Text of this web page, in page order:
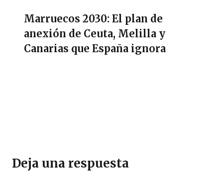
Marruecos 2030: El plan de
anexión de Ceuta, Melilla y
Canarias que España ignora
Deja una respuesta